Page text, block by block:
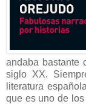
andaba bastante
siglo XX.
literatura
que es uno de